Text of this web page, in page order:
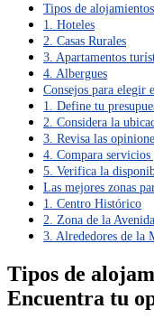
Tipos de
1. Hoteles
2. Casas Rurales
3. Apartamentos
4. Albergues
Consejos para elegir
1. Define tu
2. Considera la
3. Revisa las
4. Compara servicios
5. Verifica la
Las mejores zonas
1. Centro Histórico
2. Zona de la
3. Alrededores de la
Tipos de
Encuentra tu